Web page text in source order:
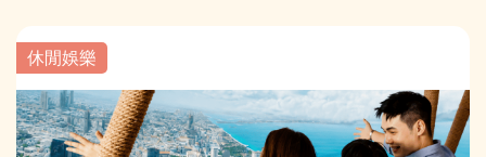
休閒娛樂